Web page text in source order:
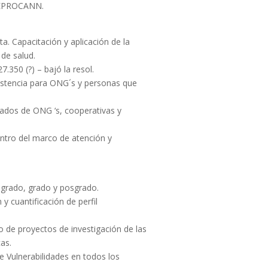
Capacitación y aplicación de la
salud.
(?) – bajó la resol.
para ONG´s y personas que
de ONG ‘s, cooperativas y
del marco de atención y
grado y posgrado.
y cuantificación de perfil
de proyectos de investigación de las
Vulnerabilidades en todos los